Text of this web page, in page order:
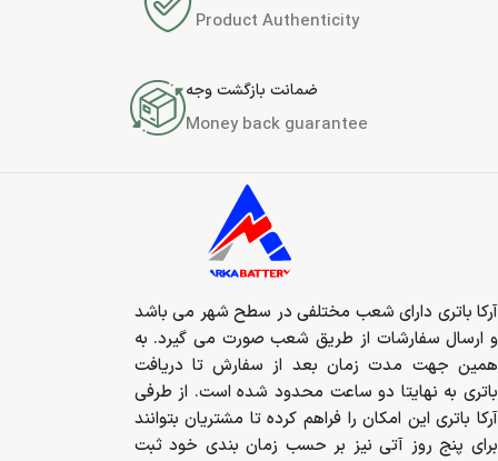
Product Authenticity
ضمانت بازگشت وجه
Money back guarantee
آرکا باتری دارای شعب مختلفی در سطح شهر می باشد
و ارسال سفارشات از طریق شعب صورت می گیرد. به
همین جهت مدت زمان بعد از سفارش تا دریافت
باتری به نهایتا دو ساعت محدود شده است. از طرفی
آرکا باتری این امکان را فراهم کرده تا مشتریان بتوانند
برای پنج روز آتی نیز بر حسب زمان بندی خود ثبت